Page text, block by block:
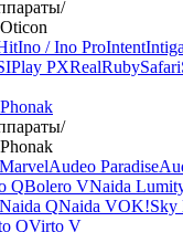
/
Ino / Ino ProIntentIntiga
Play PXRealRubySafari
/
Audeo Paradise
QBolero VNaida
Naida QNaida VOK!Sky
QVirto V